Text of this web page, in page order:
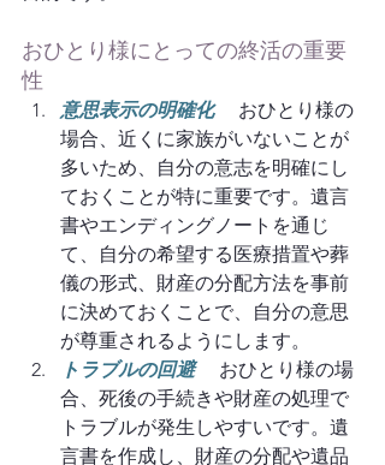
おひとり様にとっての終活の重要
性
意思表示の明確化
おひとり様の
場合、近くに家族がいないことが
多いため、自分の意志を明確にし
ておくことが特に重要です。遺言
書やエンディングノートを通じ
て、自分の希望する医療措置や葬
儀の形式、財産の分配方法を事前
に決めておくことで、自分の意思
が尊重されるようにします。
トラブルの回避 おひとり様の場
合、死後の手続きや財産の処理で
トラブルが発生しやすいです。遺
言書を作成し、財産の分配や遺品